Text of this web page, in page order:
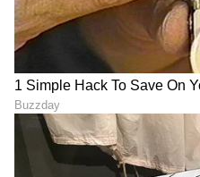
RECOMMENDED STORIES